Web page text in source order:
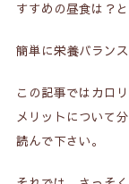
すすめの昼食は？
簡単に栄養バラン
この記事ではカロ
メリットについて
読んで下さい。